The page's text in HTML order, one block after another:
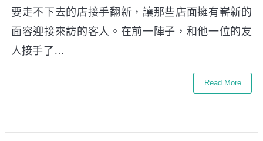
要走不下去的店接手翻新，讓那些店面擁有嶄新的
面容迎接來訪的客人。在前一陣子，和他一位的友
人接手了…
Read More